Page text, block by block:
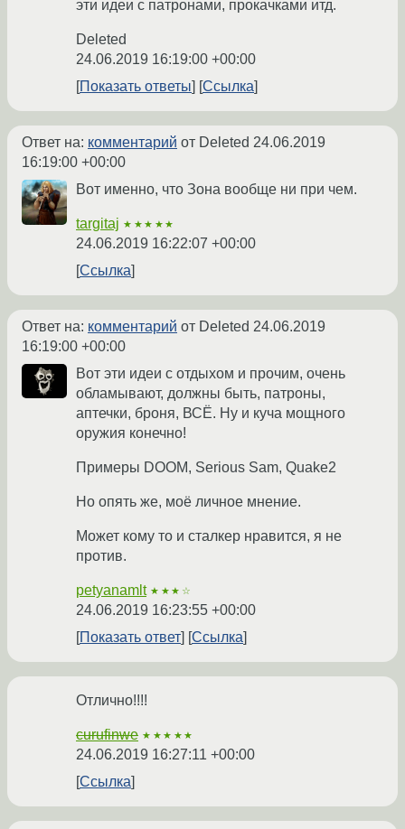
эти идеи с патронами, прокачками итд.
Deleted
24.06.2019 16:19:00 +00:00
Показать ответы
Ссылка
Ответ на: комментарий от Deleted 24.06.2019
16:19:00 +00:00
Вот именно, что Зона вообще ни при чем.
targitaj ★★★★★
24.06.2019 16:22:07 +00:00
Ссылка
Ответ на: комментарий от Deleted 24.06.2019
16:19:00 +00:00
Вот эти идеи с отдыхом и прочим, очень
обламывают, должны быть, патроны,
аптечки, броня, ВСЁ. Ну и куча мощного
оружия конечно!
Примеры DOOM, Serious Sam, Quake2
Но опять же, моё личное мнение.
Может кому то и сталкер нравится, я не
против.
petyanamlt ★★★☆
24.06.2019 16:23:55 +00:00
Показать ответ
Ссылка
Отлично!!!!
curufinwe ★★★★★
24.06.2019 16:27:11 +00:00
Ссылка